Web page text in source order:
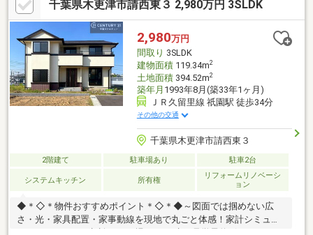
な売買スタッフがお手伝いさせていただきます！
千葉県木更津市請西東３ 2,980万円 3SLDK
2,980万円
間取り 3SLDK
建物面積119.34m2
土地面積394.52m2
築年月 1993年8月(築33年1ヶ月)
ＪＲ久留里線 祇園駅 徒歩34分
その他の交通
千葉県木更津市請西東３
2階建て 駐車場あり 駐車2台
システムキッチン 所有権
リフォームリノベーシ
ョン
◆＊◇＊物件おすすめポイント＊◇＊◆～図面では掴めない広
さ・光・家具配置・家事動線を現地で丸ごと体感！家計シミュレ